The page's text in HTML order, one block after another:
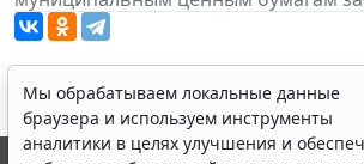
Мы обрабатываем локальные данные
браузера и используем инструменты
аналитики в целях улучшения и